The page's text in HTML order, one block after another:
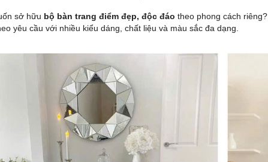
sở hữu bộ bàn trang điểm đẹp, độc đáo theo phong cách riêng?
yêu cầu với nhiều kiểu dáng, chất liệu và màu sắc đa dạng.